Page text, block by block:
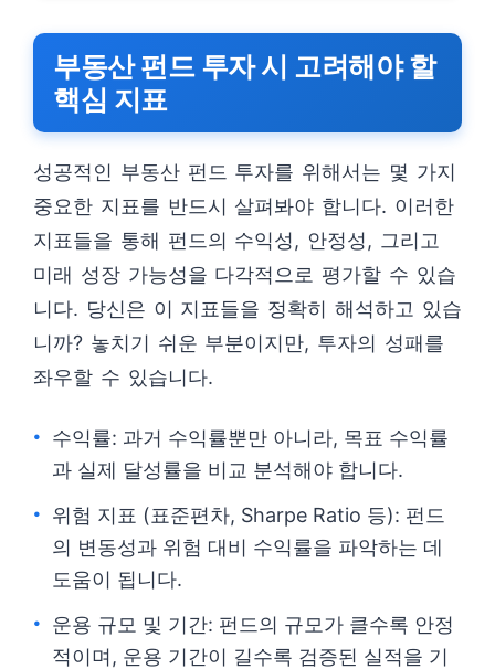
부동산 펀드 투자 시 고려해야 할
핵심 지표
성공적인 부동산 펀드 투자를 위해서는 몇 가지
중요한 지표를 반드시 살펴봐야 합니다. 이러한
지표들을 통해 펀드의 수익성, 안정성, 그리고
미래 성장 가능성을 다각적으로 평가할 수 있습
니다. 당신은 이 지표들을 정확히 해석하고 있습
니까? 놓치기 쉬운 부분이지만, 투자의 성패를
좌우할 수 있습니다.
수익률: 과거 수익률뿐만 아니라, 목표 수익률
과 실제 달성률을 비교 분석해야 합니다.
위험 지표 (표준편차, Sharpe Ratio 등): 펀드
의 변동성과 위험 대비 수익률을 파악하는 데
도움이 됩니다.
운용 규모 및 기간: 펀드의 규모가 클수록 안정
적이며, 운용 기간이 길수록 검증된 실적을 기